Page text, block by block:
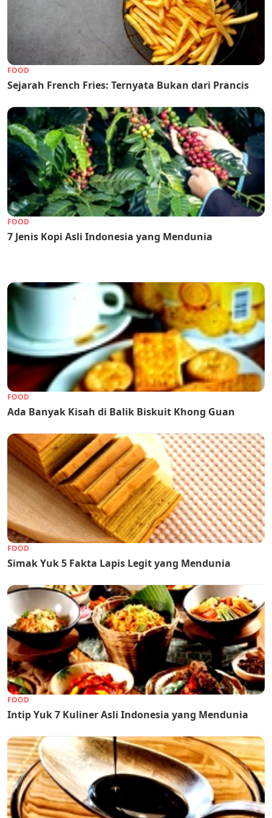
FOOD
Sejarah French Fries: Ternyata Bukan dari Prancis
FOOD
7 Jenis Kopi Asli Indonesia yang Mendunia
FOOD
Ada Banyak Kisah di Balik Biskuit Khong Guan
FOOD
Simak Yuk 5 Fakta Lapis Legit yang Mendunia
FOOD
Intip Yuk 7 Kuliner Asli Indonesia yang Mendunia